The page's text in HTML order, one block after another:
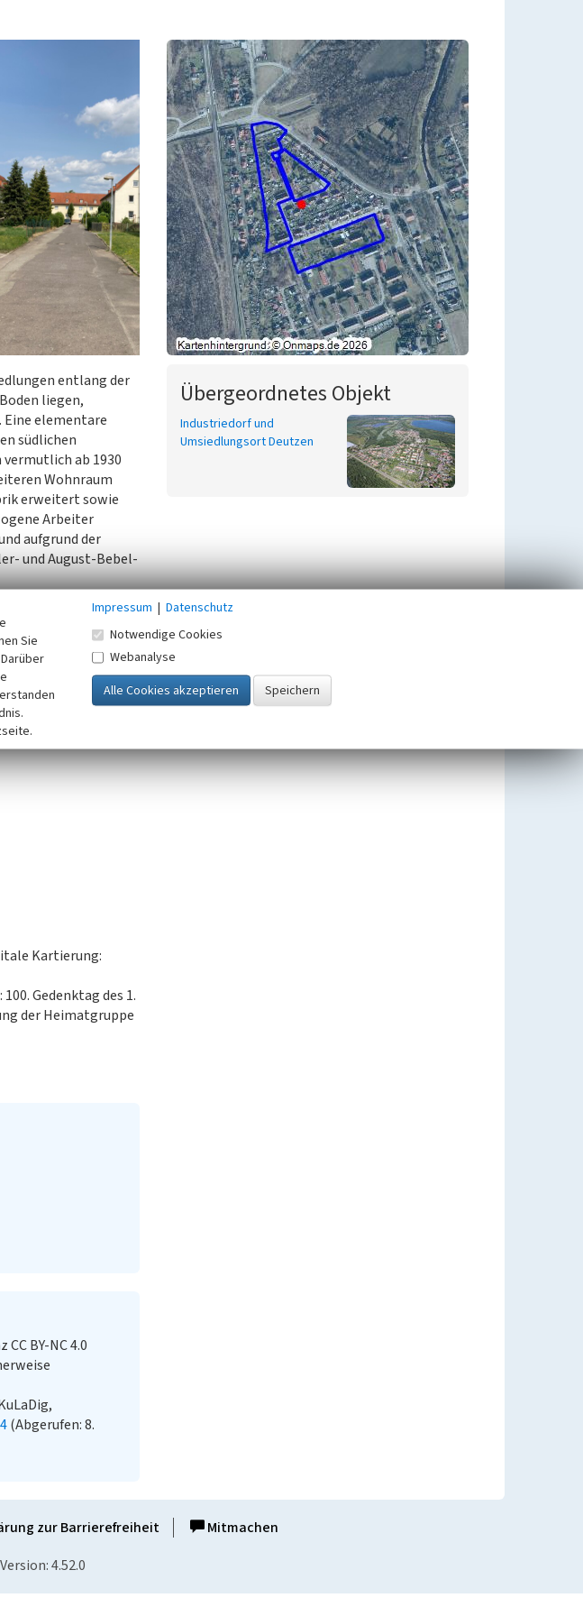
entlang der
liegen,
elementare
südlichen
ab 1930
Wohnraum
erweitert sowie
Arbeiter
aufgrund der
und August-Bebel-
und der
einem Platz und
ist die
zweispännige,
Material
Straße gestaltet
mit
und
Kartierung:
Gedenktag des 1.
der Heimatgruppe
BY-NC 4.0
(Abgerufen: 8.
Übergeordnetes Objekt
Industriedorf und
Umsiedlungsort Deutzen
zur Barrierefreiheit
Mitmachen
Version: 4.52.0
Sie
Impressum | Datenschutz
Notwendige Cookies
Webanalyse